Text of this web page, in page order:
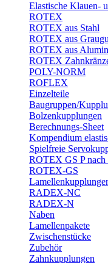
Elastische Klauen-
ROTEX
ROTEX aus Stahl
ROTEX aus
ROTEX aus
ROTEX
POLY-NORM
ROFLEX
Einzelteile
Baugruppen/
Bolzenkupplungen
Berechnungs-Sheet
Kompendium
Spielfreie
ROTEX GS P
ROTEX-GS
RADEX-NC
RADEX-N
Naben
Lamellenpakete
Zwischenstücke
Zubehör
Zahnkupplungen